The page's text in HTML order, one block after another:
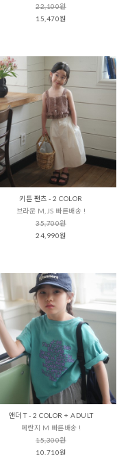
22,100원
15,470원
키튼 팬츠 - 2 COLOR
브라운 M,JS 빠른배송 !
35,700원
24,990원
앤더 T - 2 COLOR + ADULT
메란지 M 빠른배송 !
15,300원
10,710원